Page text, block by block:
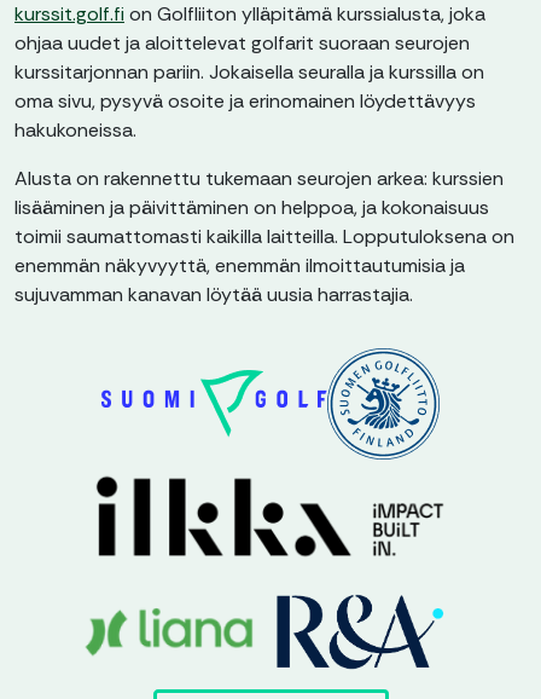
kurssit.golf.fi on Golfliiton ylläpitämä kurssialusta, joka
ohjaa uudet ja aloittelevat golfarit suoraan seurojen
kurssitarjonnan pariin. Jokaisella seuralla ja kurssilla on
oma sivu, pysyvä osoite ja erinomainen löydettävyys
hakukoneissa.
Alusta on rakennettu tukemaan seurojen arkea: kurssien
lisääminen ja päivittäminen on helppoa, ja kokonaisuus
toimii saumattomasti kaikilla laitteilla. Lopputuloksena on
enemmän näkyvyyttä, enemmän ilmoittautumisia ja
sujuvamman kanavan löytää uusia harrastajia.